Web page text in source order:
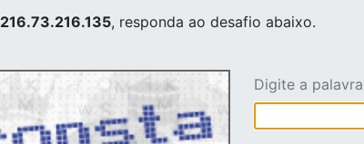
216.73.216.135, responda ao desafio abaixo.
Digite a